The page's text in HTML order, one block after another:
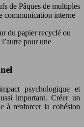
de Pâques de multiples
communication interne
du papier recyclé ou
pour une
psychologique et
important. Créer un
à renforcer la cohésion